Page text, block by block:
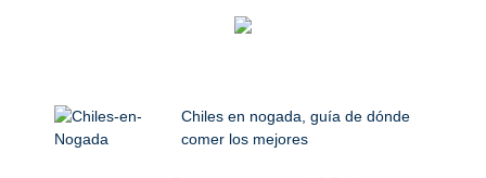
Chiles en nogada, guía de dónde
comer los mejores